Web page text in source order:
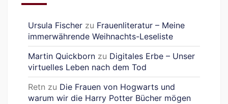
Ursula Fischer zu Frauenliteratur – Meine
immerwährende Weihnachts-Leseliste
Martin Quickborn zu Digitales Erbe – Unser
virtuelles Leben nach dem Tod
Retn zu Die Frauen von Hogwarts und
warum wir die Harry Potter Bücher mögen